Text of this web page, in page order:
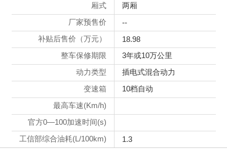
厢式
两厢
厂家预售价
--
补贴后售价（万元）
18.98
整车保修期限
3年或10万公里
动力类型
插电式混合动力
变速箱
10档自动
最高车速(Km/h)
官方0—100加速时间(s)
工信部综合油耗(L/100km)
1.3